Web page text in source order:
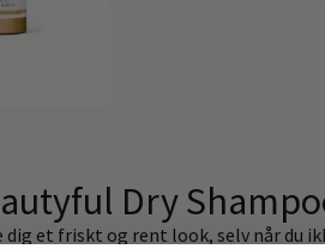
Dry
et friskt og rent look, selv når du